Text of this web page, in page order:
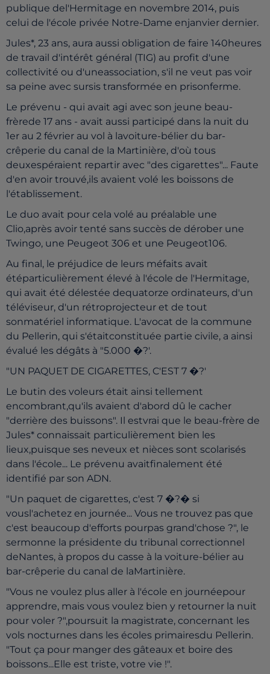
publique del'Hermitage en novembre 2014, puis
celui de l'école privée Notre-Dame enjanvier dernier.
Jules*, 23 ans, aura aussi obligation de faire 140heures
de travail d'intérêt général (TIG) au profit d'une
collectivité ou d'uneassociation, s'il ne veut pas voir
sa peine avec sursis transformée en prisonferme.
Le prévenu - qui avait agi avec son jeune beau-
frèrede 17 ans - avait aussi participé dans la nuit du
1er au 2 février au vol à lavoiture-bélier du bar-
crêperie du canal de la Martinière, d'où tous
deuxespéraient repartir avec "des cigarettes"... Faute
d'en avoir trouvé,ils avaient volé les boissons de
l'établissement.
Le duo avait pour cela volé au préalable une
Clio,après avoir tenté sans succès de dérober une
Twingo, une Peugeot 306 et une Peugeot106.
Au final, le préjudice de leurs méfaits avait
étéparticulièrement élevé à l'école de l'Hermitage,
qui avait été délestée dequatorze ordinateurs, d'un
téléviseur, d'un rétroprojecteur et de tout
sonmatériel informatique. L'avocat de la commune
du Pellerin, qui s'étaitconstituée partie civile, a ainsi
évalué les dégâts à "5.000 �?'.
"UN PAQUET DE CIGARETTES, C'EST 7 �?'
Le butin des voleurs était ainsi tellement
encombrant,qu'ils avaient d'abord dû le cacher
"derrière des buissons". Il estvrai que le beau-frère de
Jules* connaissait particulièrement bien les
lieux,puisque ses neveux et nièces sont scolarisés
dans l'école... Le prévenu avaitfinalement été
identifié par son ADN.
"Un paquet de cigarettes, c'est 7 �?� si
vousl'achetez en journée... Vous ne trouvez pas que
c'est beaucoup d'efforts pourpas grand'chose ?", le
sermonne la présidente du tribunal correctionnel
deNantes, à propos du casse à la voiture-bélier au
bar-crêperie du canal de laMartinière.
"Vous ne voulez plus aller à l'école en journéepour
apprendre, mais vous voulez bien y retourner la nuit
pour voler ?",poursuit la magistrate, concernant les
vols nocturnes dans les écoles primairesdu Pellerin.
"Tout ça pour manger des gâteaux et boire des
boissons...Elle est triste, votre vie !".